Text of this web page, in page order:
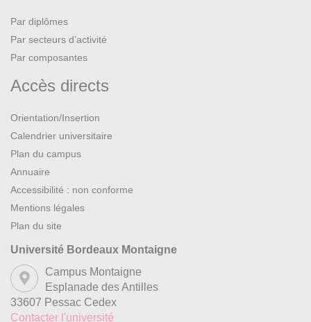
Par diplômes
Par secteurs d’activité
Par composantes
Accès directs
Orientation/Insertion
Calendrier universitaire
Plan du campus
Annuaire
Accessibilité : non conforme
Mentions légales
Plan du site
Université Bordeaux Montaigne
Campus Montaigne
Esplanade des Antilles
33607 Pessac Cedex
Contacter l'université